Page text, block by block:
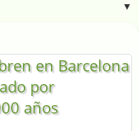
▼
en Barcelona
por
años